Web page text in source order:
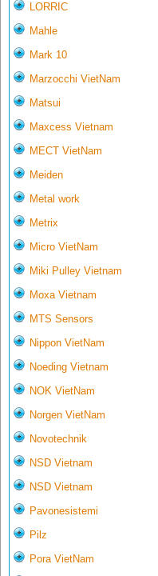
LORRIC
Mahle
Mark 10
Marzocchi VietNam
Matsui
Maxcess Vietnam
MECT VietNam
Meiden
Metal work
Metrix
Micro VietNam
Miki Pulley Vietnam
Moxa Vietnam
MTS Sensors
Nippon VietNam
Noeding Vietnam
NOK VietNam
Norgen VietNam
Novotechnik
NSD Vietnam
NSD Vietnam
Pavonesistemi
Pilz
Pora VietNam